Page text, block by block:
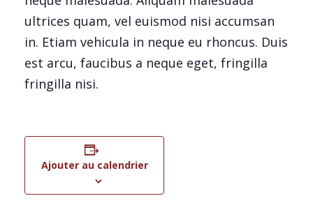
ultrices quam, vel euismod nisi accumsan
in. Etiam vehicula in neque eu rhoncus. Duis
est arcu, faucibus a neque eget, fringilla
fringilla nisi.
Ajouter au calendrier